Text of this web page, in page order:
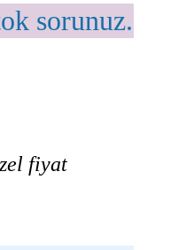
sorunuz.
fiyat